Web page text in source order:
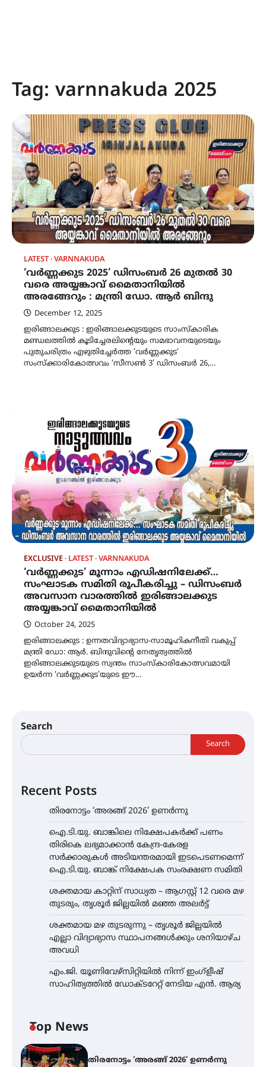
Tag: varnnakuda 2025
LATEST VARNNAKUDA
‘വർണ്ണക്കുട 2025’ ഡിസംബർ 26 മുതൽ 30
വരെ അയ്യങ്കാവ് മൈതാനിയിൽ
അരങ്ങേറും : മന്ത്രി ഡോ. ആർ ബിന്ദു
December 12, 2025
ഇരിങ്ങാലക്കുട : ഇരിങ്ങാലക്കുടയുടെ സാംസ്‌കാരിക
മണ്ഡലത്തിൽ കൂടിച്ചേരലിന്റെയും സമഭാവനയുടെയും
പുതുചരിത്രം എഴുതിച്ചേർത്ത ‘വർണ്ണക്കുട’
സംസ്ക്കാരികോത്സവം ‘സീസൺ 3’ ഡിസംബർ 26,…
EXCLUSIVE LATEST VARNNAKUDA
‘വർണ്ണക്കുട’ മൂന്നാം എഡിഷനിലേക്ക്…
സംഘാടക സമിതി രൂപീകരിച്ചു – ഡിസംബർ
അവസാന വാരത്തിൽ ഇരിങ്ങാലക്കുട
അയ്യങ്കാവ് മൈതാനിയിൽ
October 24, 2025
ഇരിങ്ങാലക്കുട : ഉന്നതവിദ്യാഭ്യാസ-സാമൂഹികനീതി വകുപ്പ്
മന്ത്രി ഡോ: ആർ. ബിന്ദുവിന്റെ നേതൃത്വത്തിൽ
ഇരിങ്ങാലക്കുടയുടെ സ്വന്തം സാംസ്കാരികോത്സവമായി
ഉയർന്ന ‘വർണ്ണക്കുട’യുടെ ഈ…
Search
Search
Recent Posts
തിരനോട്ടം ‘അരങ്ങ് 2026’ ഉണർന്നു
ഐ.ടി.യു. ബാങ്കിലെ നിക്ഷേപകർക്ക് പണം
തിരികെ ലഭ്യമാക്കാൻ കേന്ദ്ര-കേരള
സർക്കാരുകൾ അടിയന്തരമായി ഇടപെടണമെന്ന്
ഐ.ടി.യു. ബാങ്ക് നിക്ഷേപക സംരക്ഷണ സമിതി
ശക്തമായ കാറ്റിന് സാധ്യത – ആഗസ്റ്റ് 12 വരെ മഴ
തുടരും, തൃശൂർ ജില്ലയിൽ മഞ്ഞ അലർട്ട്
ശക്തമായ മഴ തുടരുന്നു – തൃശൂർ ജില്ലയിൽ
എല്ലാ വിദ്യാഭ്യാസ സ്ഥാപനങ്ങൾക്കും ശനിയാഴ്ച
അവധി
എം.ജി. യൂണിവേഴ്‌സിറ്റിയിൽ നിന്ന് ഇംഗ്ളീഷ്
സാഹിത്യത്തിൽ ഡോക്ടറേറ്റ് നേടിയ എൻ. ആര്യ
Top News
തിരനോട്ടം ‘അരങ്ങ് 2026’ ഉണർന്നു